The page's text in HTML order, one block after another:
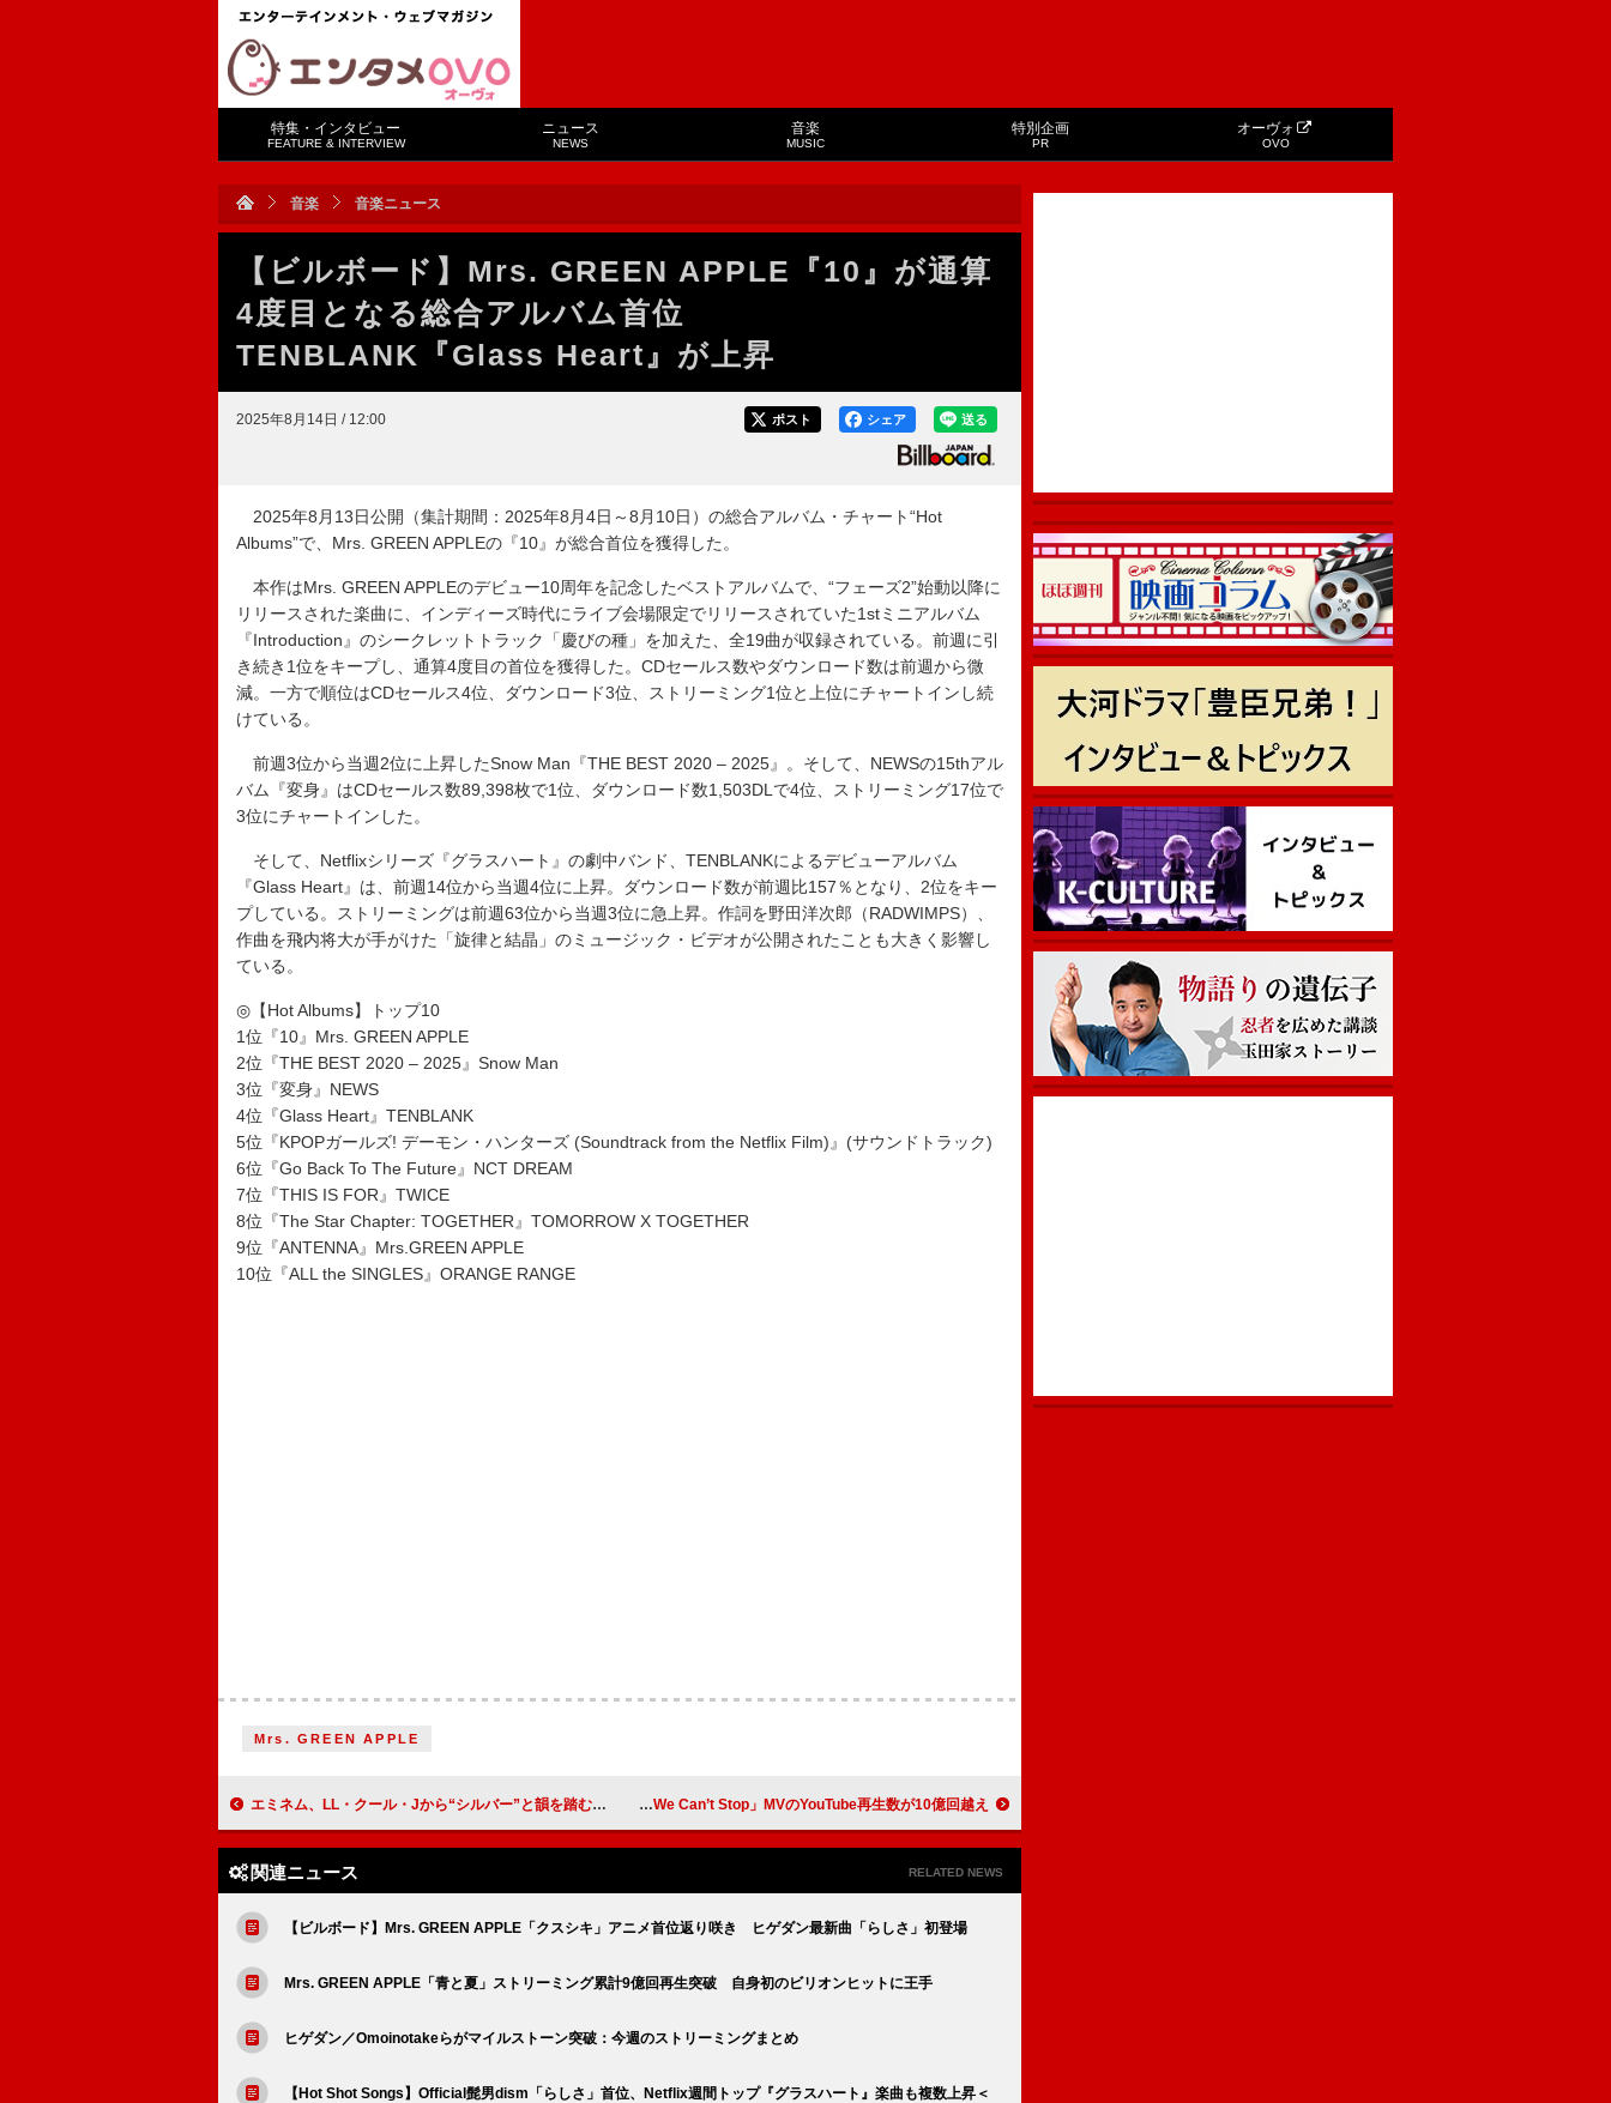
特集・インタビュー
FEATURE & INTERVIEW
ニュース
NEWS
音楽
MUSIC
特別企画
PR
オーヴォ
OVO
音楽 音楽ニュース
【ビルボード】Mrs. GREEN APPLE『10』が通算
4度目となる総合アルバム首位
TENBLANK『Glass Heart』が上昇
2025年8月14日 / 12:00 送る
シェア
ポスト
2025年8月13日公開（集計期間：2025年8月4日～8月10日）の総合アルバム・チャート“Hot
Albums”で、Mrs. GREEN APPLEの『10』が総合首位を獲得した。
本作はMrs. GREEN APPLEのデビュー10周年を記念したベストアルバムで、“フェーズ2”始動以降に
リリースされた楽曲に、インディーズ時代にライブ会場限定でリリースされていた1stミニアルバム
『Introduction』のシークレットトラック「慶びの種」を加えた、全19曲が収録されている。前週に引
き続き1位をキープし、通算4度目の首位を獲得した。CDセールス数やダウンロード数は前週から微
減。一方で順位はCDセールス4位、ダウンロード3位、ストリーミング1位と上位にチャートインし続
けている。
前週3位から当週2位に上昇したSnow Man『THE BEST 2020 – 2025』。そして、NEWSの15thアル
バム『変身』はCDセールス数89,398枚で1位、ダウンロード数1,503DLで4位、ストリーミング17位で
3位にチャートインした。
そして、Netflixシリーズ『グラスハート』の劇中バンド、TENBLANKによるデビューアルバム
『Glass Heart』は、前週14位から当週4位に上昇。ダウンロード数が前週比157％となり、2位をキー
プしている。ストリーミングは前週63位から当週3位に急上昇。作詞を野田洋次郎（RADWIMPS）、
作曲を飛内将大が手がけた「旋律と結晶」のミュージック・ビデオが公開されたことも大きく影響し
ている。
◎【Hot Albums】トップ10
1位『10』Mrs. GREEN APPLE
2位『THE BEST 2020 – 2025』Snow Man
3位『変身』NEWS
4位『Glass Heart』TENBLANK
5位『KPOPガールズ! デーモン・ハンターズ (Soundtrack from the Netflix Film)』(サウンドトラック)
6位『Go Back To The Future』NCT DREAM
7位『THIS IS FOR』TWICE
8位『The Star Chapter: TOGETHER』TOMORROW X TOGETHER
9位『ANTENNA』Mrs.GREEN APPLE
10位『ALL the SINGLES』ORANGE RANGE
Mrs. GREEN APPLE
エミネム、LL・クール・Jから“シルバー”と韻を踏む言葉はないと挑発され見事に応戦 マイリー・サイラス、「We Can’t Stop」MVのYouTube再生数が10億回越え
関連ニュース RELATED NEWS
【ビルボード】Mrs. GREEN APPLE「クスシキ」アニメ首位返り咲き ヒゲダン最新曲「らしさ」初登場
Mrs. GREEN APPLE「青と夏」ストリーミング累計9億回再生突破 自身初のビリオンヒットに王手
ヒゲダン／Omoinotakeらがマイルストーン突破：今週のストリーミングまとめ
【Hot Shot Songs】Official髭男dism「らしさ」首位、Netflix週間トップ『グラスハート』楽曲も複数上昇＜